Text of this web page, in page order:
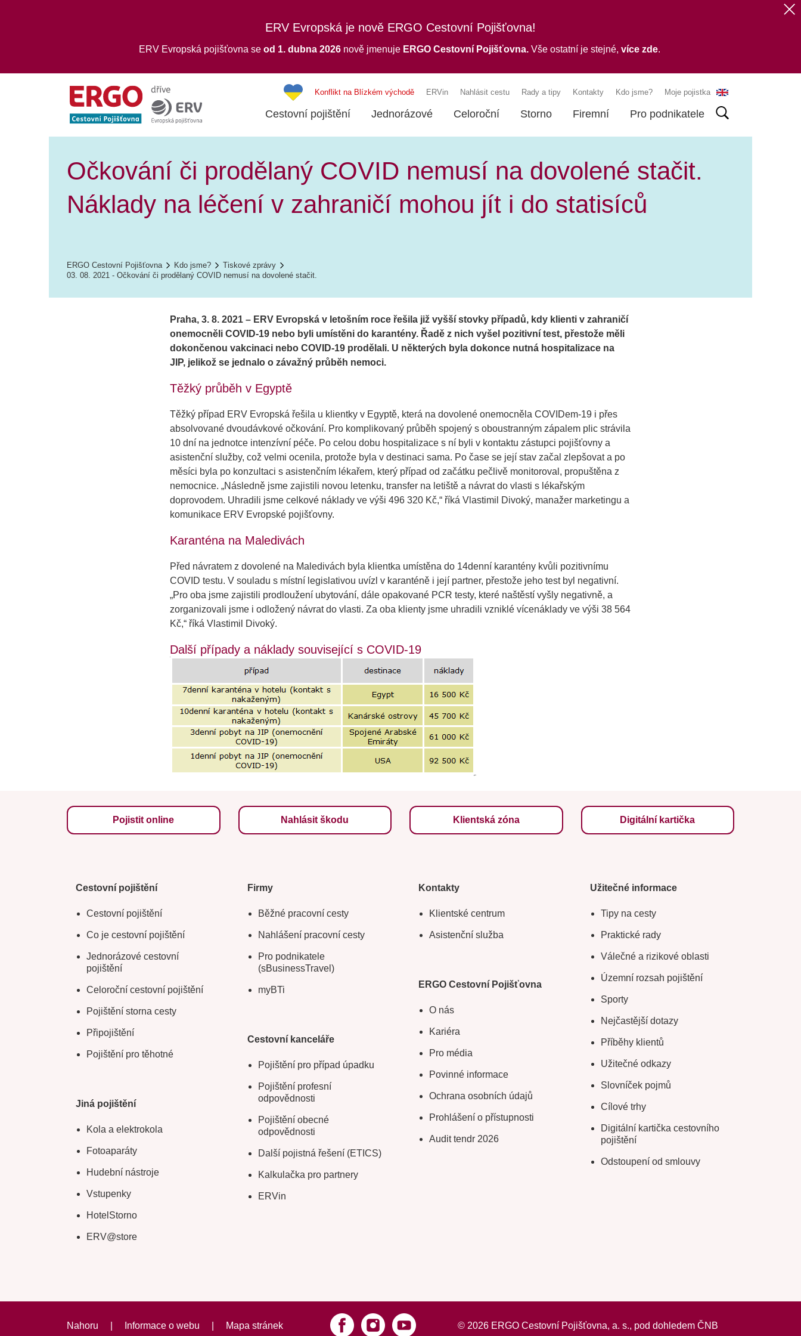
ERV Evropská je nově ERGO Cestovní Pojišťovna!
ERV Evropská pojišťovna se od 1. dubna 2026 nově jmenuje ERGO Cestovní Pojišťovna.Vše ostatní je stejné, více zde.
Konflikt na Blízkém východě ERVin Nahlásit cestu Rady a tipy Kontakty Kdo jsme? Moje pojistka
Cestovní pojištění Jednorázové Celoroční Storno Firemní Pro podnikatele
Očkování či prodělaný COVID nemusí na dovolené stačit.
Náklady na léčení v zahraničí mohou jít i do statisíců
ERGO Cestovní Pojišťovna Kdo jsme?
Tiskové zprávy
03. 08. 2021 - Očkování či prodělaný COVID nemusí na dovolené stačit.
Praha, 3. 8. 2021 – ERV Evropská v letošním roce řešila již vyšší stovky případů, kdy klienti v zahraničí
onemocněli COVID-19 nebo byli umístěni do karantény. Řadě z nich vyšel pozitivní test, přestože měli
dokončenou vakcinaci nebo COVID-19 prodělali. U některých byla dokonce nutná hospitalizace na
JIP, jelikož se jednalo o závažný průběh nemoci.
Těžký průběh v Egyptě
Těžký případ ERV Evropská řešila u klientky v Egyptě, která na dovolené onemocněla COVIDem-19 i přes
absolvované dvoudávkové očkování. Pro komplikovaný průběh spojený s oboustranným zápalem plic strávila
10 dní na jednotce intenzívní péče. Po celou dobu hospitalizace s ní byli v kontaktu zástupci pojišťovny a
asistenční služby, což velmi ocenila, protože byla v destinaci sama. Po čase se její stav začal zlepšovat a po
měsíci byla po konzultaci s asistenčním lékařem, který případ od začátku pečlivě monitoroval, propuštěna z
nemocnice. „Následně jsme zajistili novou letenku, transfer na letiště a návrat do vlasti s lékařským
doprovodem. Uhradili jsme celkové náklady ve výši 496 320 Kč,“říká Vlastimil Divoký, manažer marketingu a
komunikace ERV Evropské pojišťovny.
Karanténa na Maledivách
Před návratem z dovolené na Maledivách byla klientka umístěna do 14denní karantény kvůli pozitivnímu
COVID testu. V souladu s místní legislativou uvízl v karanténě i její partner, přestože jeho test byl negativní.
„Pro oba jsme zajistili prodloužení ubytování, dále opakované PCR testy, které naštěstí vyšly negativně, a
zorganizovali jsme i odložený návrat do vlasti. Za oba klienty jsme uhradili vzniklé vícenáklady ve výši 38 564
Kč,“říká Vlastimil Divoký.
Další případy a náklady související s COVID-19
Pojistit online Nahlásit škodu Klientská zóna Digitální kartička
Cestovní pojištění
Cestovní pojištění
Co je cestovní pojištění
Jednorázové cestovní
pojištění
Celoroční cestovní pojištění
Pojištění storna cesty
Připojištění
Pojištění pro těhotné
Jiná pojištění
Kola a elektrokola
Fotoaparáty
Hudební nástroje
Vstupenky
HotelStorno
ERV@store
Firmy
Běžné pracovní cesty
Nahlášení pracovní cesty
Pro podnikatele
(sBusinessTravel)
myBTi
Cestovní kanceláře
Pojištění pro případ úpadku
Pojištění profesní
odpovědnosti
Pojištění obecné
odpovědnosti
Další pojistná řešení (ETICS)
Kalkulačka pro partnery
ERVin
Kontakty
Klientské centrum
Asistenční služba
ERGO Cestovní Pojišťovna
O nás
Kariéra
Pro média
Povinné informace
Ochrana osobních údajů
Prohlášení o přístupnosti
Audit tendr 2026
Užitečné informace
Tipy na cesty
Praktické rady
Válečné a rizikové oblasti
Územní rozsah pojištění
Sporty
Nejčastější dotazy
Příběhy klientů
Užitečné odkazy
Slovníček pojmů
Cílové trhy
Digitální kartička cestovního
pojištění
Odstoupení od smlouvy
Nahoru Informace o webu Mapa stránek © 2026ERGO Cestovní Pojišťovna, a. s., pod dohledem ČNB